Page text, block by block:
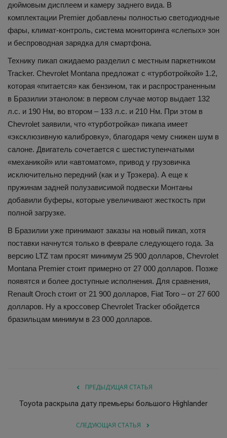
дюймовым дисплеем и камеру заднего вида. В
комплектации Premier добавлены полностью светодиодные
фары, климат-контроль, система мониторинга «слепых» зон
и беспроводная зарядка для смартфона.
Технику пикап ожидаемо разделил с местным паркетником
Tracker. Chevrolet Montana предложат с «турботройкой» 1.2,
которая «питается» как бензином, так и распространенным
в Бразилии этанолом: в первом случае мотор выдает 132
л.с. и 190 Нм, во втором – 133 л.с. и 210 Нм. При этом в
Chevrolet заявили, что «турботройка» пикапа имеет
«эксклюзивную калибровку», благодаря чему снижен шум в
салоне. Двигатель сочетается с шестиступенчатыми
«механикой» или «автоматом», привод у грузовичка
исключительно передний (как и у Трэкера). А еще к
пружинам задней полузависимой подвески Монтаны
добавили буферы, которые увеличивают жесткость при
полной загрузке.
В Бразилии уже принимают заказы на новый пикап, хотя
поставки начнутся только в феврале следующего года. За
версию LTZ там просят минимум 25 900 долларов, Chevrolet
Montana Premier стоит примерно от 27 000 долларов. Позже
появятся и более доступные исполнения. Для сравнения,
Renault Oroch стоит от 21 900 долларов, Fiat Toro – от 27 600
долларов. Ну а кроссовер Chevrolet Tracker обойдется
бразильцам минимум в 23 000 долларов.
ПРЕДЫДУЩАЯ СТАТЬЯ
Toyota раскрыла дату премьеры большого Highlander
СЛЕДУЮЩАЯ СТАТЬЯ